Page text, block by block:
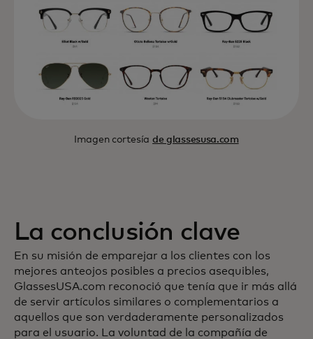
Imagen cortesíade glassesusa.com
La conclusión clave
En su misión de emparejar a los clientes con los
mejores anteojos posibles a precios asequibles,
GlassesUSA.com reconoció que tenía que ir más allá
de servir artículos similares o complementarios a
aquellos que son verdaderamente personalizados
para el usuario. La voluntad de la compañía de